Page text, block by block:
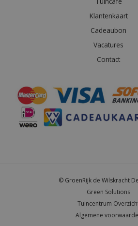
Klantenkaart
Cadeaubon
Vacatures
Contact
© GroenRijk de Wilskracht
Green Solutions
Tuincentrum
Algemene